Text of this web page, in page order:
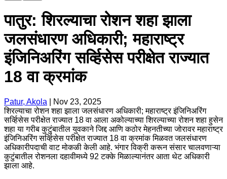
पातुर: शिरल्याचा रोशन शहा झाला
जलसंधारण अधिकारी; महाराष्ट्र
इंजिनिअरिंग सर्व्हिसेस परीक्षेत राज्यात
18 वा क्रमांक
Patur, Akola
Nov 23, 2025
शिरल्याचा रोशन शहा झाला जलसंधारण अधिकारी; महाराष्ट्र इंजिनिअरिंग
सर्व्हिसेस परीक्षेत राज्यात 18 वा आला अकोल्याच्या शिरल्याच्या रोशन शहा हुसेन
शहा या गरीब कुटुंबातील युवकाने जिद्द आणि कठोर मेहनतीच्या जोरावर महाराष्ट्र
इंजिनिअरिंग सर्व्हिसेस परीक्षेत राज्यात 18 वा क्रमांक मिळवत जलसंधारण
अधिकारीपदाची वाट मोकळी केली आहे. भंगार विक्री करून संसार चालवणाऱ्या
कुटुंबातील रोशनला दहावीमध्ये 92 टक्के मिळाल्यानंतर आता थेट अधिकारी
झाला आहे.